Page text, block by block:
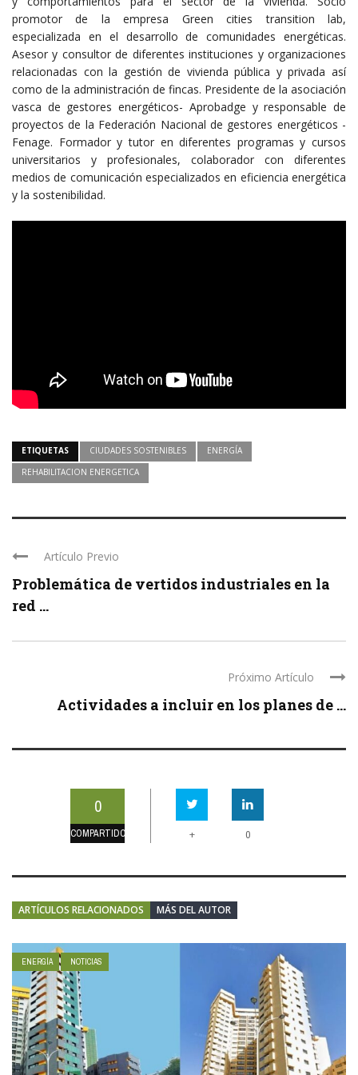
promotor de la empresa Green cities transition lab,
especializada en el desarrollo de comunidades energéticas.
Asesor y consultor de diferentes instituciones y organizaciones
relacionadas con la gestión de vivienda pública y privada así
como de la administración de fincas. Presidente de la asociación
vasca de gestores energéticos- Aprobadge y responsable de
proyectos de la Federación Nacional de gestores energéticos -
Fenage. Formador y tutor en diferentes programas y cursos
universitarios y profesionales, colaborador con diferentes
medios de comunicación especializados en eficiencia energética
y la sostenibilidad.
ETIQUETAS CIUDADES SOSTENIBLES
ENERGÍA
REHABILITACION ENERGETICA
Artículo Previo
Problemática de vertidos industriales en la
red ...
Próximo Artículo
Actividades a incluir en los planes de ...
0
COMPARTIDO + 0
ARTÍCULOS RELACIONADOS MÁS DEL AUTOR
ENERGÍA NOTICIAS